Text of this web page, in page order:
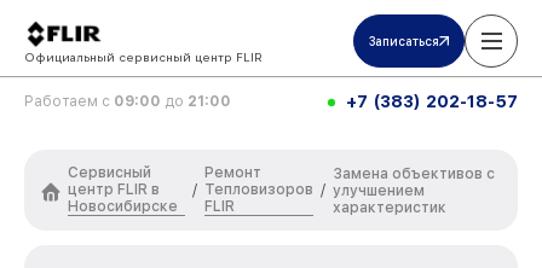
Официальный сервисный центр FLIR
Записаться
Работаем с 09:00 до 21:00 +7 (383) 202-18-57
Сервисный
центр FLIR в
Новосибирске
/
Ремонт
Тепловизоров
FLIR
/
Замена объективов с
улучшением
характеристик